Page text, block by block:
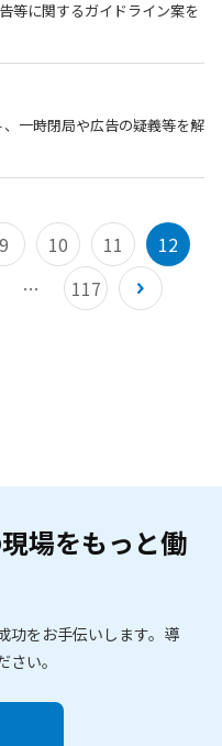
等に関するガイドライン案を
一時閉局や広告の疑義等を解
9 10 11
12
… 117
場をもっと働
をお手伝いします。 導
い。